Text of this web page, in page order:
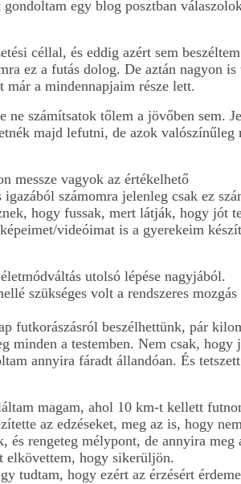
egy blog posztban
céllal, és eddig azért sem beszéltem
ez a futás dolog. De aztán nagyon is
a mindennapjaim része lett.
számítsatok tőlem a jövőben sem.
majd lefutni, de azok valószínűleg
messze vagyok az értékelhető
számomra jelenleg csak ez
hogy fussak, mert látják, hogy jót
videóimat is a gyerekeim
utolsó lépése nagyjából.
szükséges volt a rendszeres mozgás
futkorászásról beszélhettünk, pár
minden a testemben. Nem csak, hogy
annyira fáradt állandóan. És
magam, ahol 10 km-t kellett
az edzéseket, meg az is, hogy
rengeteg mélypont, de annyira meg
elkövettem, hogy sikerüljön.
tudtam, hogy ezért az érzésért